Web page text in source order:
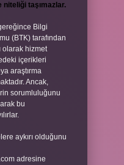
taşımazlar.
Bilgi
(BTK) tarafından
olarak hizmet
içerikleri
araştırma
Ancak,
sorumluluğunu
bu
aykırı olduğunu
adresine